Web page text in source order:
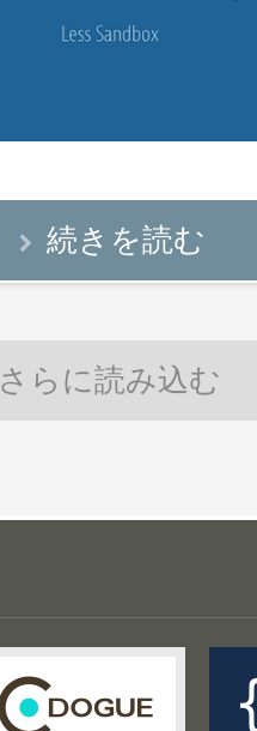
続きを読む
さらに読み込む